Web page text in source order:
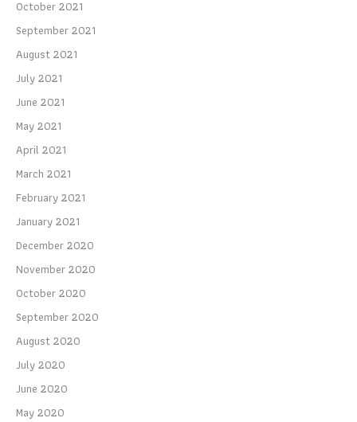
October 2021
September 2021
August 2021
July 2021
June 2021
May 2021
April 2021
March 2021
February 2021
January 2021
December 2020
November 2020
October 2020
September 2020
August 2020
July 2020
June 2020
May 2020